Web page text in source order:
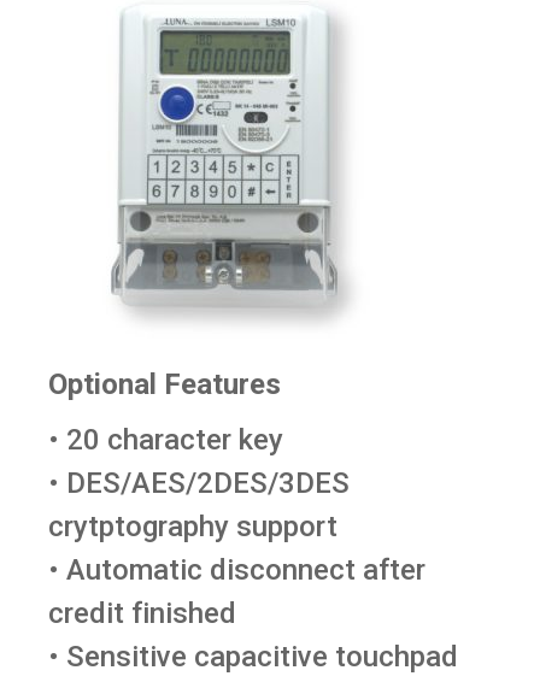
Optional Features
• 20 character key
• DES/AES/2DES/3DES
crytptography support
• Automatic disconnect after
credit finished
• Sensitive capacitive touchpad